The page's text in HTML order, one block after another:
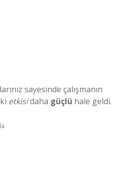
sayesinde çalışmanın
etkisidaha güçlü hale geldi.